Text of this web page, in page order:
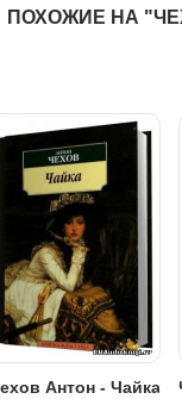
ПОХОЖИЕ НА
Антон - Чайка